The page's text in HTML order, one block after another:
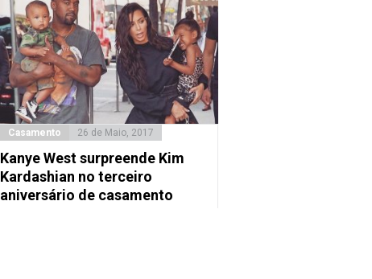
Casamento 26 de Maio, 2017
Kanye West surpreende Kim
Kardashian no terceiro
aniversário de casamento